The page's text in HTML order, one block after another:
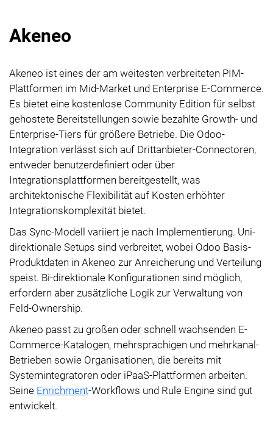
Akeneo
Akeneo ist eines der am weitesten verbreiteten PIM-
Plattformen im Mid-Market und Enterprise E-Commerce.
Es bietet eine kostenlose Community Edition für selbst
gehostete Bereitstellungen sowie bezahlte Growth- und
Enterprise-Tiers für größere Betriebe. Die Odoo-
Integration verlässt sich auf Drittanbieter-Connectoren,
entweder benutzerdefiniert oder über
Integrationsplattformen bereitgestellt, was
architektonische Flexibilität auf Kosten erhöhter
Integrationskomplexität bietet.
Das Sync-Modell variiert je nach Implementierung. Uni-
direktionale Setups sind verbreitet, wobei Odoo Basis-
Produktdaten in Akeneo zur Anreicherung und Verteilung
speist. Bi-direktionale Konfigurationen sind möglich,
erfordern aber zusätzliche Logik zur Verwaltung von
Feld-Ownership.
Akeneo passt zu großen oder schnell wachsenden E-
Commerce-Katalogen, mehrsprachigen und mehrkanal-
Betrieben sowie Organisationen, die bereits mit
Systemintegratoren oder iPaaS-Plattformen arbeiten.
Seine Enrichment-Workflows und Rule Engine sind gut
entwickelt.